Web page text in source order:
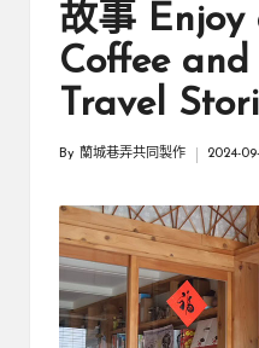
緣
鄉
微
驗
故事
Coffee
Travel
By 蘭城巷弄共同製作 2024-